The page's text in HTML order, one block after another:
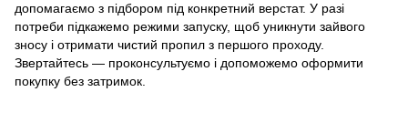
допомагаємо з підбором під конкретний верстат. У разі
потреби підкажемо режими запуску, щоб уникнути зайвого
зносу і отримати чистий пропил з першого проходу.
Звертайтесь — проконсультуємо і допоможемо оформити
покупку без затримок.